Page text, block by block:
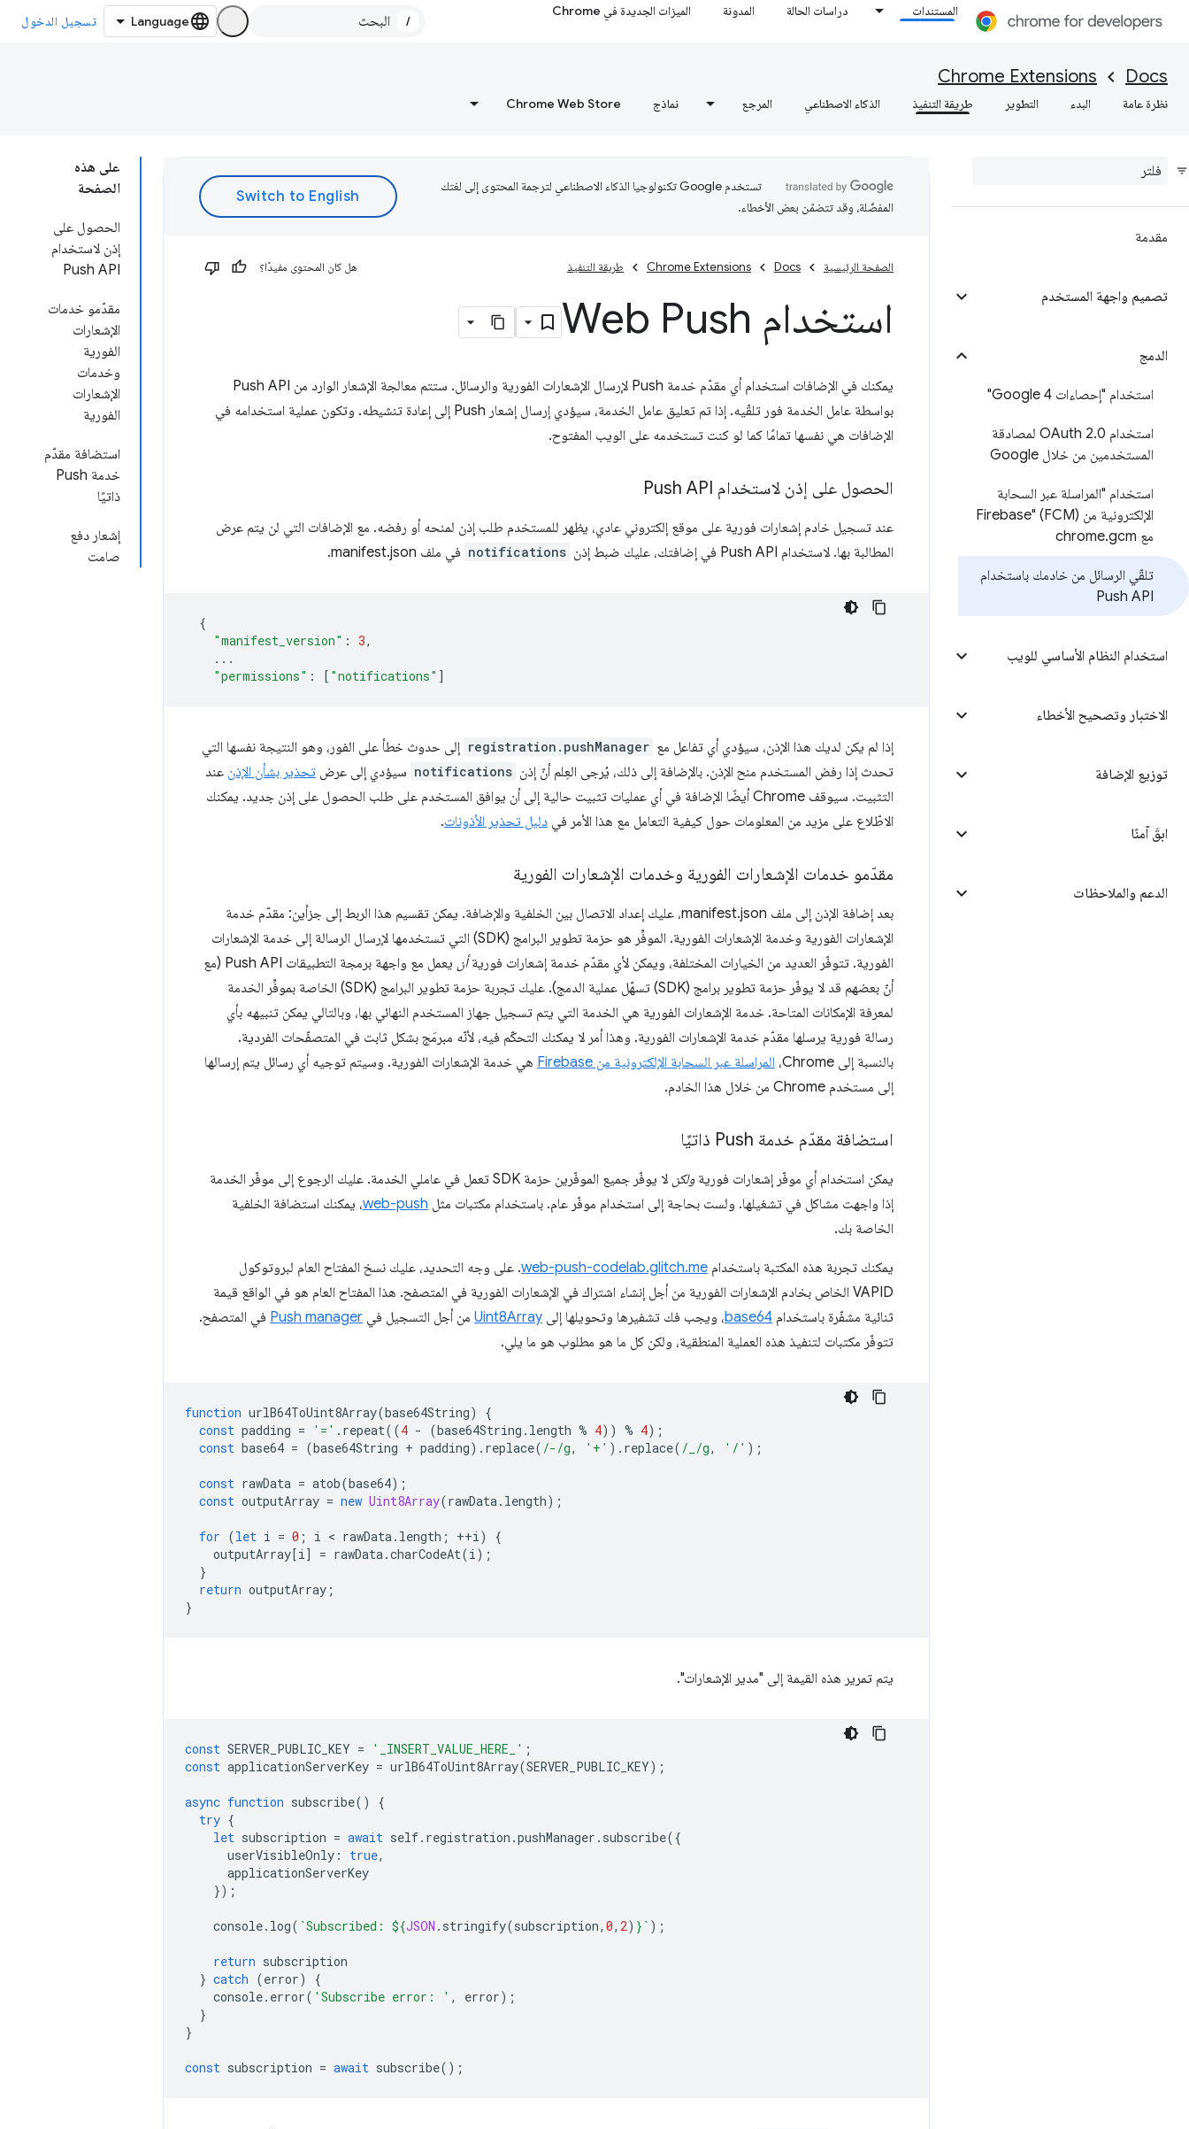
المستندات دراسات الحالة المدونة الميزات الجديدة في Chrome
/ تسجيل الدخول
Docs
Chrome Extensions
نظرة عامة البدء التطوير طريقة التنفيذ الذكاء الاصطناعي المرجع نماذج Chrome Web Store
مقدمة
تصميم واجهة المستخدم
الدمج
استخدام "إحصاءات Google 4"
استخدام OAuth 2 .
0 لمصادقة
المستخدمين من خلال Google
استخدام "المراسلة عبر السحابة
الإلكترونية من Firebase" (FCM)
مع chrome
.gcm
تلقّي الرسائل من خادمك باستخدام
Push API
استخدام النظام الأساسي للويب
الاختبار وتصحيح الأخطاء
توزيع الإضافة
ابقَ آمنًا
الدعم والملاحظات
على هذه
الصفحة
الحصول على
إذن لاستخدام
Push API
مقدّمو خدمات
الإشعارات
الفورية
وخدمات
الإشعارات
الفورية
استضافة مقدّم
خدمة Push
ذاتيًا
إشعار دفع
صامت
تستخدم Google تكنولوجيا الذكاء الاصطناعي لترجمة المحتوى إلى لغتك
المفضّلة، وقد تتضمّن بعض الأخطاء.
الصفحة الرئيسية Docs
Chrome Extensions طريقة التنفيذ هل كان المحتوى مفيدًا؟
استخدام Web Push
يمكنك في الإضافات استخدام أي مقدّم خدمة Push لإرسال الإشعارات الفورية والرسائل. ستتم معالجة الإشعار الوارد من Push API
بواسطة عامل الخدمة فور تلقّيه. إذا تم تعليق عامل الخدمة، سيؤدي إرسال إشعار Push إلى إعادة تنشيطه. وتكون عملية استخدامه في
الإضافات هي نفسها تمامًا كما لو كنت تستخدمه على الويب المفتوح.
الحصول على إذن لاستخدام Push API
عند تسجيل خادم إشعارات فورية على موقع إلكتروني عادي، يظهر للمستخدم طلب إذن لمنحه أو رفضه. مع الإضافات التي لن يتم عرض
المطالبة بها. لاستخدام Push API في إضافتك، عليك ضبط إذن
notifications في ملف manifest.json.
{
"manifest_version" : 3,
...
"permissions" : [ "notifications" ]
إذا لم يكن لديك هذا الإذن، سيؤدي أي تفاعل مع registration.pushManager إلى حدوث خطأ على الفور، وهو النتيجة نفسها التي
تحدث إذا رفض المستخدم منح الإذن. بالإضافة إلى ذلك، يُرجى العِلم أنّ إذن notifications سيؤدي إلى عرض تحذير بشأن الإذن عند
التثبيت. سيوقف Chrome أيضًا الإضافة في أي عمليات تثبيت حالية إلى أن يوافق المستخدم على طلب الحصول على إذن جديد. يمكنك
الاطّلاع على مزيد من المعلومات حول كيفية التعامل مع هذا الأمر في دليل تحذير الأذونات.
مقدّمو خدمات الإشعارات الفورية وخدمات الإشعارات الفورية
بعد إضافة الإذن إلى ملف manifest.json، عليك إعداد الاتصال بين الخلفية والإضافة. يمكن تقسيم هذا الربط إلى جزأين: مقدّم خدمة
الإشعارات الفورية وخدمة الإشعارات الفورية. الموفِّر هو حزمة تطوير البرامج (SDK) التي تستخدمها لإرسال الرسالة إلى خدمة الإشعارات
الفورية. تتوفّر العديد من الخيارات المختلفة، ويمكن لأي مقدّم خدمة إشعارات فوريةأن
يعمل مع واجهة برمجة التطبيقات Push API (مع
أنّ بعضهم قد لا يوفّر حزمة تطوير برامج (SDK) تسهّل عملية الدمج). عليك تجربة حزمة تطوير البرامج (SDK) الخاصة بموفِّر الخدمة
لمعرفة الإمكانات المتاحة. خدمة الإشعارات الفورية هي الخدمة التي يتم تسجيل جهاز المستخدم النهائي بها، وبالتالي يمكن تنبيهه بأي
رسالة فورية يرسلها مقدّم خدمة الإشعارات الفورية. وهذا أمر لا يمكنك التحكّم فيه، لأنّه مبرمَج بشكل ثابت في المتصفّحات الفردية.
بالنسبة إلى Chrome،
المراسلة عبر السحابة الإلكترونية من Firebase
هي خدمة الإشعارات الفورية. وسيتم توجيه أي رسائل يتم إرسالها
إلى مستخدم Chrome من خلال هذا الخادم.
استضافة مقدّم خدمة Push ذاتيًا
يمكن استخدام أي موفّر إشعارات فوريةولكن
لا يوفّر جميع الموفّرين حزمة SDK تعمل في عاملي الخدمة. عليك الرجوع إلى موفّر الخدمة
إذا واجهت مشاكل في تشغيلها. ولست بحاجة إلى استخدام موفّر عام. باستخدام مكتبات مثل web-push، يمكنك استضافة الخلفية
الخاصة بك.
يمكنك تجربة هذه المكتبة باستخدام web-push-codelab.glitch.me. على وجه التحديد، عليك نسخ المفتاح العام لبروتوكول
VAPID الخاص بخادم الإشعارات الفورية من أجل إنشاء اشتراك في الإشعارات الفورية في المتصفح. هذا المفتاح العام هو في الواقع قيمة
ثنائية مشفّرة باستخدام base64، ويجب فك تشفيرها وتحويلها إلى Uint8Array من أجل التسجيل في Push manager في المتصفح.
تتوفّر مكتبات لتنفيذ هذه العملية المنطقية، ولكن كل ما هو مطلوب هو ما يلي.
function urlB64ToUint8Array(base64String)
{
const padding = '=' . repeat((4 - (base64String . length % 4)) % 4);
const base64 = (base64String + padding). replace( /-/g, '+' ). replace( /_/g, '/' );
const rawData = atob(base64);
const outputArray = new Uint8Array(rawData. length);
for (let i = 0 ; i < rawData. length ; ++i)
{
outputArray[i] = rawData.charCodeAt(i);
}
return outputArray ;
}
يتم تمرير هذه القيمة إلى "مدير الإشعارات".
const SERVER_PUBLIC_KEY = '_INSERT_VALUE_HERE_' ;
const applicationServerKey = urlB64ToUint8Array(SERVER_PUBLIC_KEY);
async function subscribe()
{
try {
let subscription = await self. registration .pushManager . subscribe({
userVisibleOnly : true,
applicationServerKey
});
console. log( `Subscribed: ${JSON . stringify(subscription, 0, 2) } ` );
return subscription
} catch (error)
{
console. error( 'Subscribe error: ' , error);
}
}
const subscription = await subscribe();